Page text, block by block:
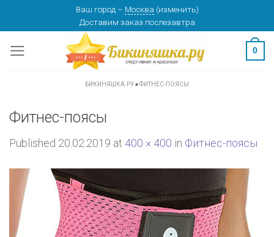
content
Ваш город – Москва (изменить)
Доставим заказ послезавтра
0
БИКИНЯШКА.РУ»ФИТНЕС-ПОЯСЫ
Фитнес-поясы
Published 20.02.2019 at 400 × 400 in Фитнес-поясы